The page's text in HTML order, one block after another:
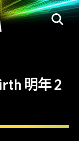
明年 2